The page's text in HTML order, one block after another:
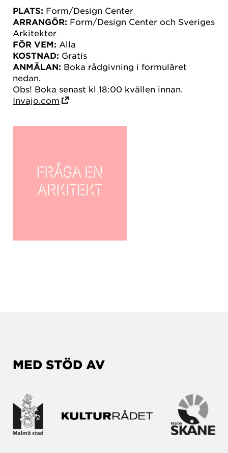
PLATS: Form/Design Center
ARRANGÖR: Form/Design Center och Sveriges
Arkitekter
FÖR VEM: Alla
KOSTNAD: Gratis
ANMÄLAN: Boka rådgivning i formuläret
nedan.
Obs! Boka senast kl 18:00 kvällen innan.
Invajo.com
MED STÖD AV